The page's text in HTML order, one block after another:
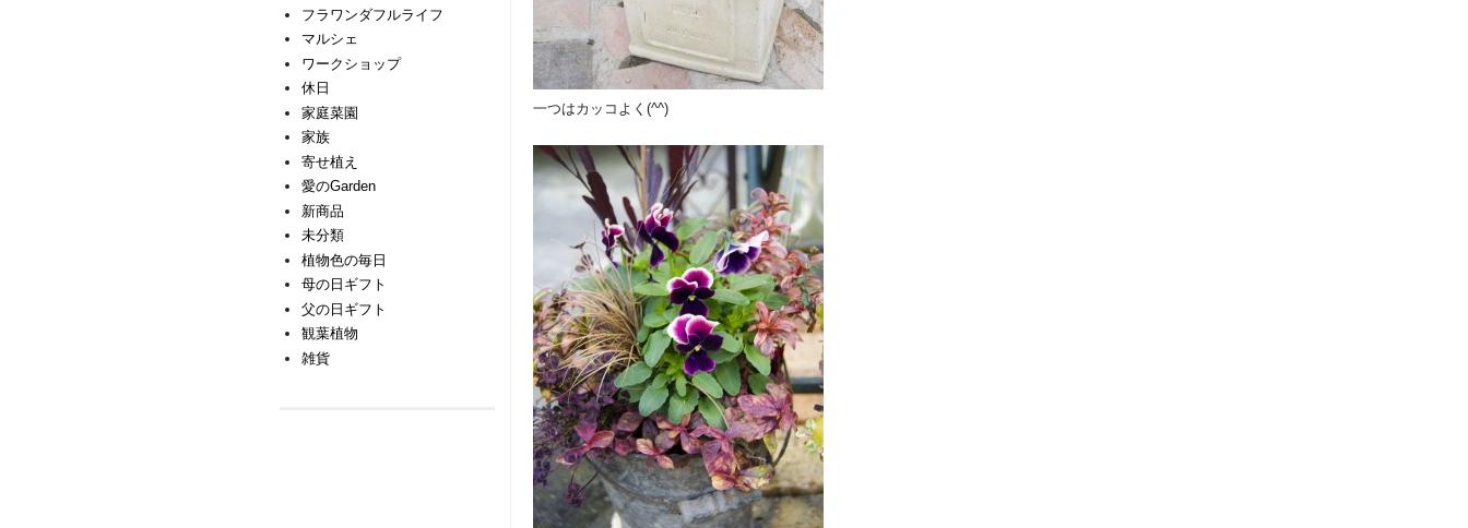
一つはカッコよく(^^)
フラワンダフルライフ
マルシェ
ワークショップ
休日
家庭菜園
家族
寄せ植え
愛のGarden
新商品
未分類
植物色の毎日
母の日ギフト
父の日ギフト
観葉植物
雑貨